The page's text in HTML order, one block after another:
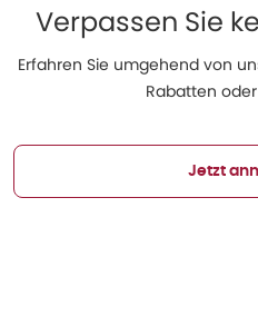
Verpassen Sie
Erfahren Sie umgehend von
Rabatten
Jetzt